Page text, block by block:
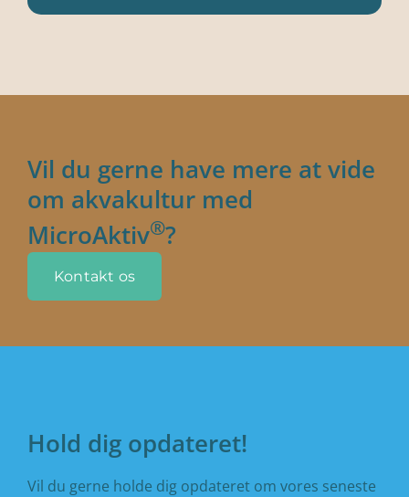
Vil du gerne have mere at vide
om akvakultur med
MicroAktiv®?
Kontakt os
Hold dig opdateret!
Vil du gerne holde dig opdateret om vores seneste